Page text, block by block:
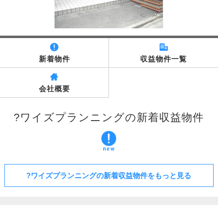
新着物件 収益物件一覧
会社概要
?ワイズプランニングの新着収益物件
?ワイズプランニングの新着収益物件をもっと見る